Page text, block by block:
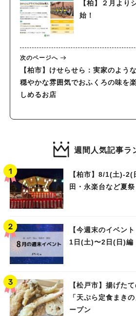
【柏】２月より
始！
次のページへ
【柏市】けせらせら：実家のような
穏やかな雰囲気でおふくろの味を楽
しめるお店
週間人気記事ラ
【柏市】8/1(土
田・永楽台など夏
【今週末のイベン
1日(土)〜2日(日)編
【松戸市】揚げた
「天ぷら定食まき
ープン